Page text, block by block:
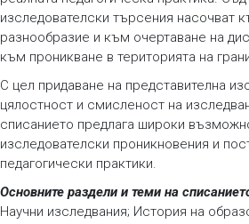
изследователски търсения насочват
разнообразие и към очертаване на
към проникване в територията на
С цел придаване на представителна
цялостност и смисленост на
списанието предлага широки
изследователски проникновения и
педагогически практики.
Основните раздели и теми на
Научни изследвания; История на